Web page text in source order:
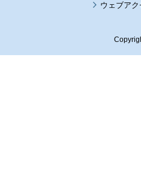
ウェブア